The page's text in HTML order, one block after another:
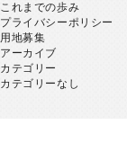
これまでの歩み
プライバシーポリシー
用地募集
アーカイブ
カテゴリー
カテゴリーなし